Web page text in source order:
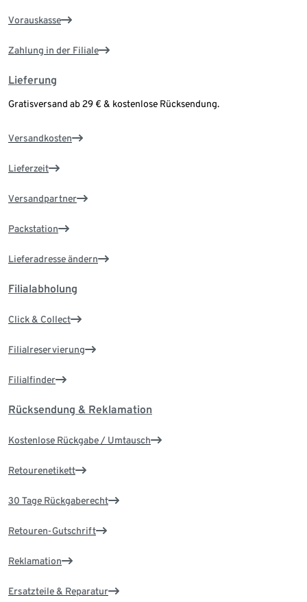
Vorauskasse
Zahlung in der Filiale
Lieferung
Gratisversand ab 29 € & kostenlose Rücksendung.
Versandkosten
Lieferzeit
Versandpartner
Packstation
Lieferadresse ändern
Filialabholung
Click & Collect
Filialreservierung
Filialfinder
Rücksendung & Reklamation
Kostenlose Rückgabe / Umtausch
Retourenetikett
30 Tage Rückgaberecht
Retouren-Gutschrift
Reklamation
Ersatzteile & Reparatur